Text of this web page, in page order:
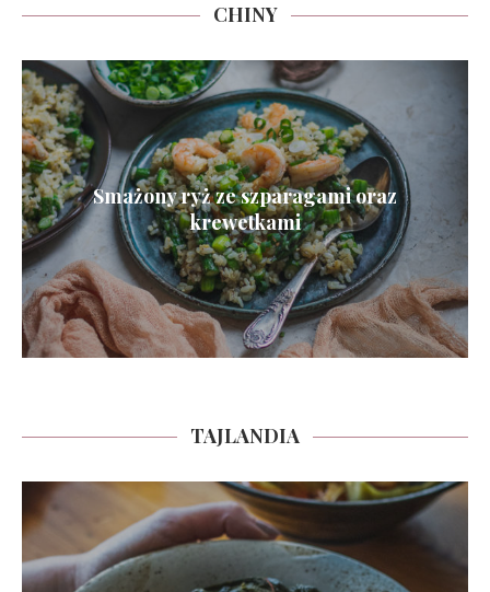
CHINY
Smażony ryż ze szparagami oraz
krewetkami
TAJLANDIA